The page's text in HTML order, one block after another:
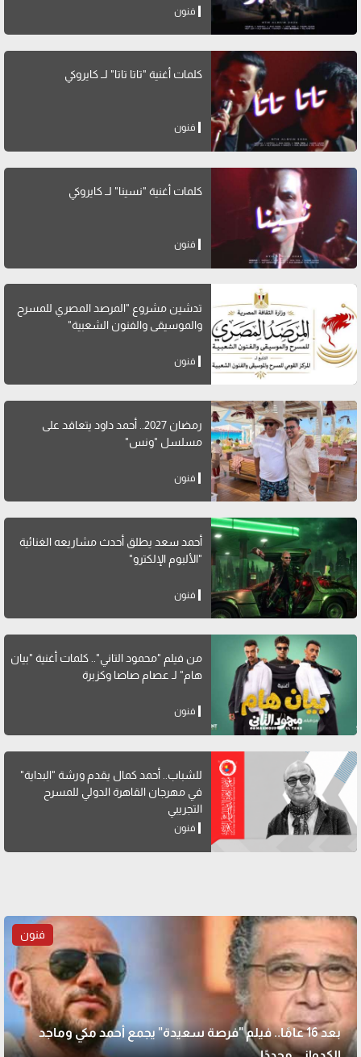
فنون
كلمات أغنية "تاتا تاتا" لــ كايروكي
فنون
كلمات أغنية "نسينا" لــ كايروكي
فنون
تدشين مشروع "المرصد المصري للمسرح
والموسيقى والفنون الشعبية"
فنون
رمضان 2027.. أحمد داود يتعاقد على
مسلسل "ونس"
فنون
أحمد سعد يطلق أحدث مشاريعه الغنائية
"الألبوم الإلكترو"
فنون
من فيلم "محمود التاني".. كلمات أغنية "بيان
هام" لـ عصام صاصا وكزبرة
فنون
للشباب.. أحمد كمال يقدم ورشة "البداية"
في مهرجان القاهرة الدولي للمسرح
التجريبي
فنون
فنون
بعد 16 عامًا.. فيلم "فرصة سعيدة" يجمع أحمد مكي وماجد